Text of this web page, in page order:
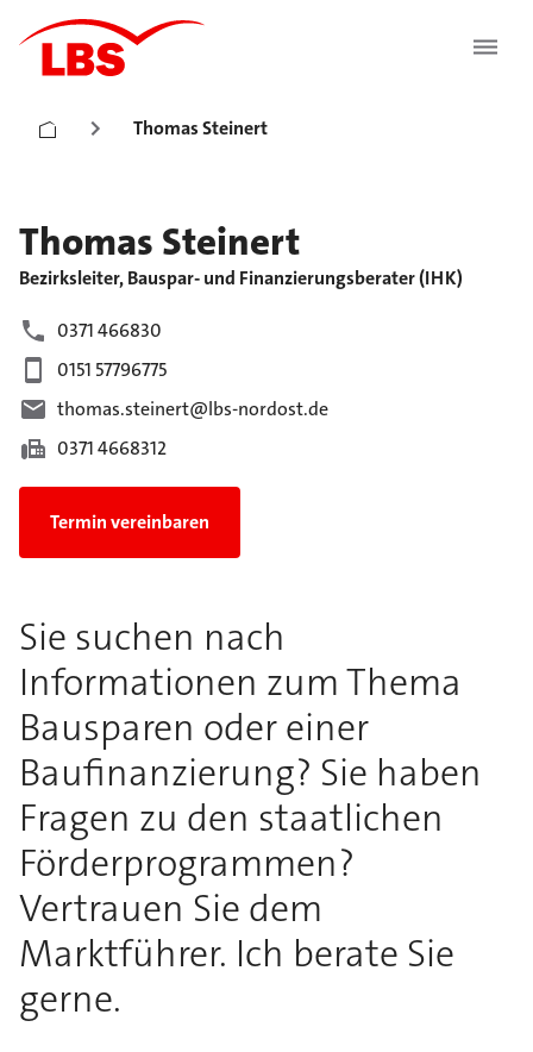
Thomas Steinert
Thomas Steinert
Bezirksleiter, Bauspar- und Finanzierungsberater (IHK)
0371 466830
0151 57796775
thomas.steinert@lbs-nordost.de
0371 4668312
Termin vereinbaren
Sie suchen nach
Informationen zum Thema
Bausparen oder einer
Baufinanzierung? Sie haben
Fragen zu den staatlichen
Förderprogrammen?
Vertrauen Sie dem
Marktführer. Ich berate Sie
gerne.